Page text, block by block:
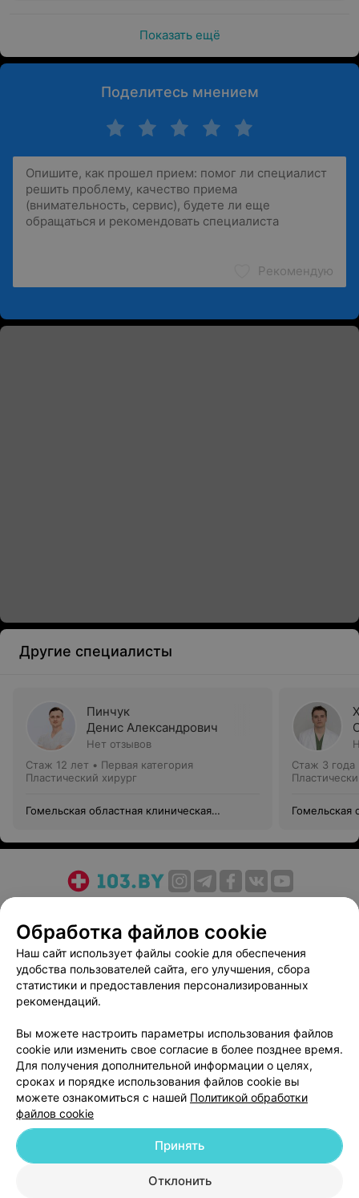
Показать ещё
Поделитесь мнением
Рекомендую
Другие специалисты
Пинчук
Денис Александрович
Нет отзывов
Стаж 12 лет • Первая категория
Пластический хирург
Гомельская областная клиническая
Стаж 3 года
Гомельская
Медицинский маркетинг
Публичный договор
Пользовательское соглашение
Способы оплаты
Вакансии
Партнеры
Написать руководителю 103.by
Персональные настройки cookie
Обработка персональных данных
Обработка файлов cookie
Наш сайт использует файлы cookie для обеспечения
удобства пользователей сайта, его улучшения, сбора
статистики и предоставления персонализированных
рекомендаций.
Вы можете настроить параметры использования файлов
cookie или изменить свое согласие в более позднее время.
Для получения дополнительной информации о целях,
сроках и порядке использования файлов cookie вы
можете ознакомиться с нашей Политикой обработки
файлов cookie
Отклонить
Принять